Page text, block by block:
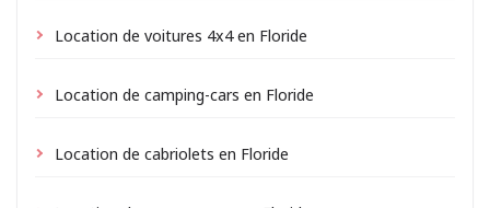
Location de voitures 4x4 en Floride
Location de camping-cars en Floride
Location de cabriolets en Floride